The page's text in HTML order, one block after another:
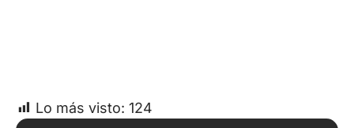
Lo más visto: 124